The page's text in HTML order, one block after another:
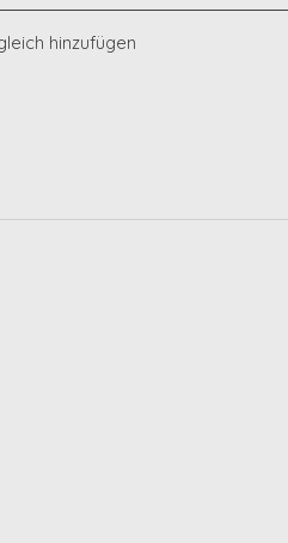
hinzufügen